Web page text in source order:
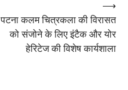
पटना कलम चित्रकला की विरासत
को संजोने के लिए इंटैक और योर
हेरिटेज की विशेष कार्यशाला
⟶